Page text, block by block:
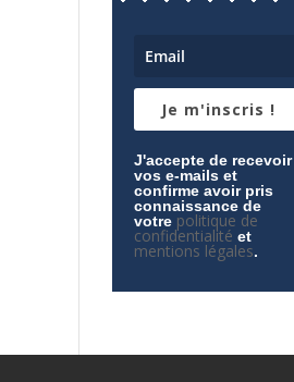
Je m'inscris !
J'accepte de recevoir
vos e-mails et
confirme avoir pris
connaissance de
votre politique de
confidentialité et
mentions légales.